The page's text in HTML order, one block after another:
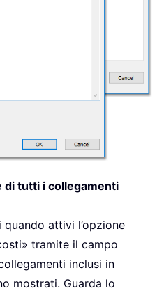
di tutti i collegamenti
attivi l’opzione
tramite il campo
inclusi in
mostrati. Guarda lo